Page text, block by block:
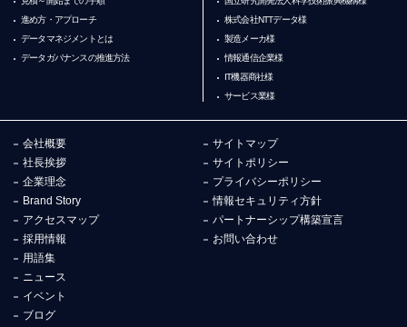
進め方・アプローチ
データマネジメントとは
データガバナンスの推進方法
株式会社NTTデータ様
製造メーカ様
情報通信企業様
IT機器商社様
サービス業様
会社概要
社長挨拶
企業理念
Brand Story
アクセスマップ
採用情報
サイトマップ
サイトポリシー
プライバシーポリシー
情報セキュリティ方針
パートナーシップ構築宣言
お問い合わせ
用語集
ニュース
イベント
ブログ